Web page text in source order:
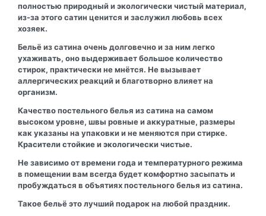
полностью природный и экологически чистый материал,
из-за этого сатин ценится и заслужил любовь всех
хозяек.
Бельё из сатина очень долговечно и за ним легко
ухаживать, оно выдерживает большое количество
стирок, практически не мнётся. Не вызывает
аллергических реакций и благотворно влияет на
организм.
Качество постельного белья из сатина на самом
высоком уровне, швы ровные и аккуратные, размеры
как указаны на упаковки и не меняются при стирке.
Красители стойкие и экологически чистые.
Не зависимо от времени года и температурного режима
в помещении вам всегда будет комфортно засыпать и
пробуждаться в объятиях постельного белья из сатина.
Такое бельё это лучший подарок на любой праздник.